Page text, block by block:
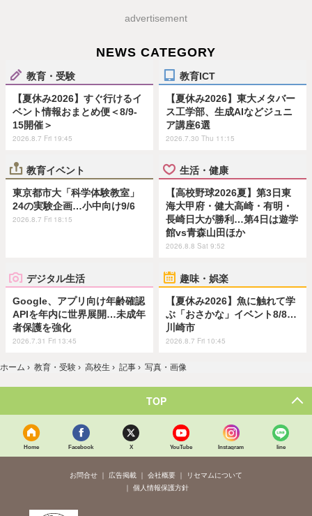
advertisement
NEWS CATEGORY
教育・受験
【夏休み2026】すぐ行けるイ
ベント情報おまとめ便＜8/9-
15開催＞
2026.8.7 Fri 19:45
教育ICT
【夏休み2026】東大メタバー
ス工学部、生成AIなどジュニ
ア講座6選
2026.7.30 Thu 11:15
教育イベント
東京都市大「科学体験教室」
24の実験企画…小中向け9/6
2026.8.7 Fri 18:15
生活・健康
【高校野球2026夏】第3日東
海大甲府・健大高崎・有明・
長崎日大が勝利…第4日は遊学
館vs青森山田ほか
2026.8.8 Sat 9:52
デジタル生活
Google、アプリ向け年齢確認
APIを年内に世界展開…未成年
者保護を強化
2026.7.31 Fri 13:45
趣味・娯楽
【夏休み2026】魚に触れて学
ぶ「おさかな」イベント8/8…
川崎市
2026.8.7 Fri 10:45
ホーム › 教育・受験 › 高校生 › 記事 › 写真・画像
TOP
Home Facebook X YouTube Instagram line
お問合せ 広告掲載 会社概要
リセマムについて
個人情報保護方針